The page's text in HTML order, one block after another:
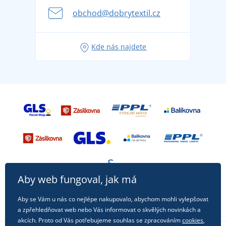
se na dovolenou bez starostí
obchod@dobrytextil.cz
Kde nás najdete
Aby web fungoval, jak má
Aby se Vám u nás co nejlépe nakupovalo, abychom mohli vylepšovat
a zpřehledňovat web nebo Vás informovat o skvělých novinkách a
akcích. Proto od Vás potřebujeme souhlas se zpracovánímcookies,